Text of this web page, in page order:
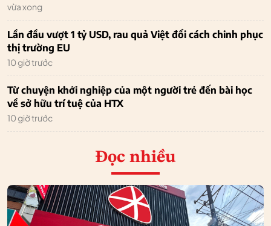
vừa xong
Lần đầu vượt 1 tỷ USD, rau quả Việt đổi cách chinh phục
thị trường EU
10 giờ trước
Từ chuyện khởi nghiệp của một người trẻ đến bài học
về sở hữu trí tuệ của HTX
10 giờ trước
Đọc nhiều